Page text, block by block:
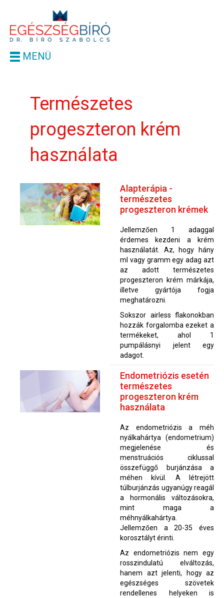
MENÜ
Természetes
progeszteron krém
használata
Alapterápia -
természetes
progeszteron krémek
Jellemzően 1 adaggal
érdemes kezdeni a krém
használatát. Az, hogy hány
ml vagy gramm egy adag azt
az adott természetes
progeszteron krém márkája,
illetve gyártója fogja
meghatározni.
Sokszor airless flakonokban
hozzák forgalomba ezeket a
termékeket, ahol 1
pumpálásnyi jelent egy
adagot.
Endometriózis esetén
természetes
progeszteron krém
használata
Az endometriózis a méh
nyálkahártya (endometrium)
megjelenése és
menstruációs ciklussal
összefüggő burjánzása a
méhen kívül. A létrejött
túlburjánzás ugyanúgy reagál
a hormonális változásokra,
mint maga a
méhnyálkahártya.
Jellemzően a 20-35 éves
korosztályt érinti.
Az endometriózis nem egy
rosszindulatú elváltozás,
hanem azt jelenti, hogy az
egészséges szövetek
rendellenes helyeken is